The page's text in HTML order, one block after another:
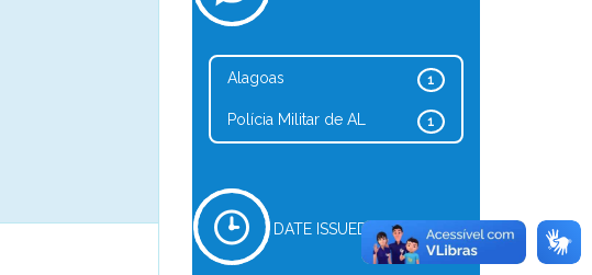
1
Alagoas
1
Polícia Militar de AL
DATE ISSUED